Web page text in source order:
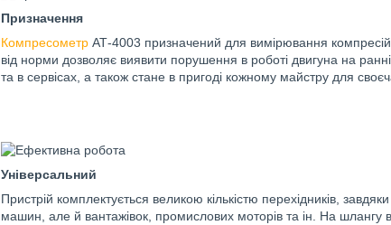
Призначення
Компресометр АТ-4003 призначений для вимірювання
від норми дозволяє виявити порушення в роботі двигуна на
та в сервісах, а також стане в пригоді кожному майстру для
Універсальний
Пристрій комплектується великою кількістю перехідників,
машин, але й вантажівок, промислових моторів та ін. На